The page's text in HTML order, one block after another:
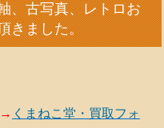
、古写真、レトロお
きました。
→ くまねこ堂・買取フォ